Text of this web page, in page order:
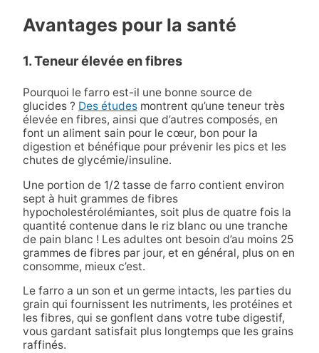
Avantages pour la santé
1. Teneur élevée en fibres
Pourquoi le farro est-il une bonne source de
glucides ? Des étudesmontrent qu’une teneur très
élevée en fibres, ainsi que d’autres composés, en
font un aliment sain pour le cœur, bon pour la
digestion et bénéfique pour prévenir les pics et les
chutes de glycémie/insuline.
Une portion de 1/2 tasse de farro contient environ
sept à huit grammes de fibres
hypocholestérolémiantes, soit plus de quatre fois la
quantité contenue dans le riz blanc ou une tranche
de pain blanc ! Les adultes ont besoin d’au moins 25
grammes de fibres par jour, et en général, plus on en
consomme, mieux c’est.
Le farro a un son et un germe intacts, les parties du
grain qui fournissent les nutriments, les protéines et
les fibres, qui se gonflent dans votre tube digestif,
vous gardant satisfait plus longtemps que les grains
raffinés.